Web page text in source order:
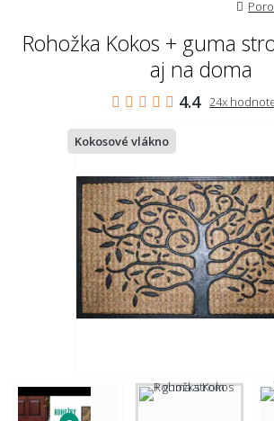
Rohožka Kokos + guma
aj na doma
4.4 24x
Kokosové vlákno